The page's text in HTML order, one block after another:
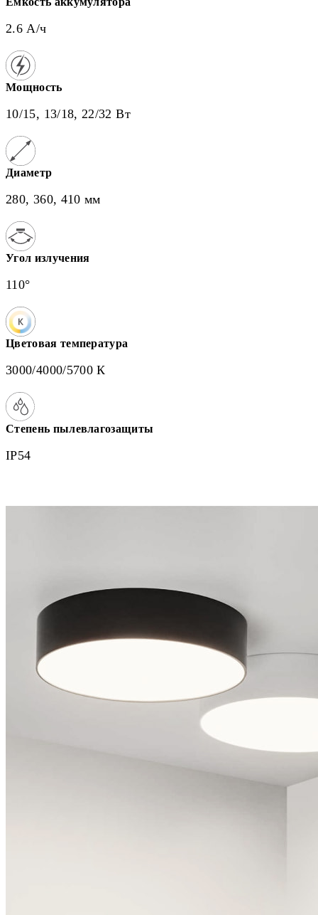
2.6 А/ч
Мощность
10/15, 13/18, 22/32 Вт
Диаметр
280, 360, 410 мм
Угол излучения
110°
Цветовая температура
3000/4000/5700 К
Степень пылевлагозащиты
IP54